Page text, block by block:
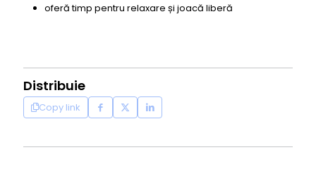
oferă timp pentru relaxare și joacă liberă
Distribuie
Copy link